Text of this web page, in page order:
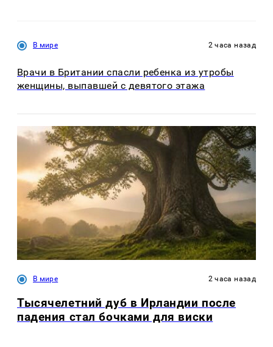
В мире 2 часа назад
Врачи в Британии спасли ребенка из утробы
женщины, выпавшей с девятого этажа
В мире 2 часа назад
Тысячелетний дуб в Ирландии после
падения стал бочками для виски